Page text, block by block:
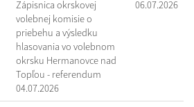
Zápisnica okrskovej
volebnej komisie o
priebehu a výsledku
hlasovania vo volebnom
okrsku Hermanovce nad
Topľou - referendum
04.07.2026
06.07.2026